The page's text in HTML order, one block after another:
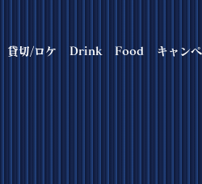
貸切/ロケ Drink Food キャン